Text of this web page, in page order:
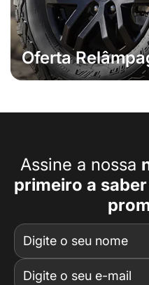
Oferta
Assine a nossa
primeiro a saber